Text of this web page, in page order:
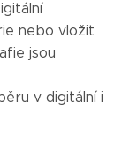
nebo vložit
jsou
v digitální i